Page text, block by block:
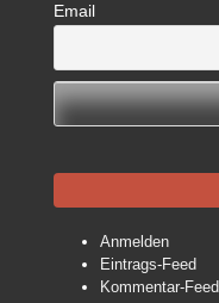
Email
Anmelden
Eintrags-Feed
Kommentar-Feed